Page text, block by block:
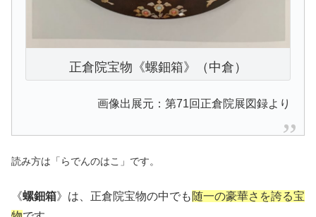
正倉院宝物《螺鈿箱》（中倉）
画像出展元：第71回正倉院展図録より
読み方は「らでんのはこ」です。
《螺鈿箱》は、正倉院宝物の中でも 随一の豪華さを誇る宝